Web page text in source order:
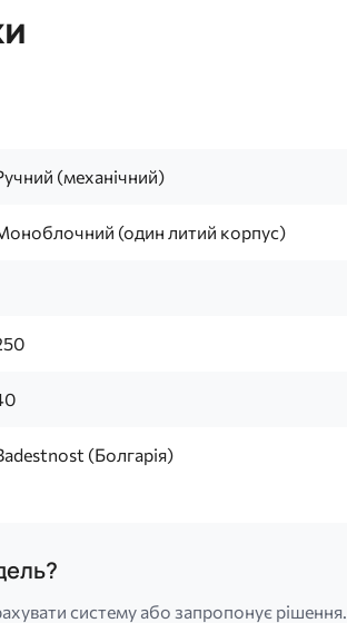
(механічний)
(один литий корпус)
(Болгарія)
систему або запропонує рішення.